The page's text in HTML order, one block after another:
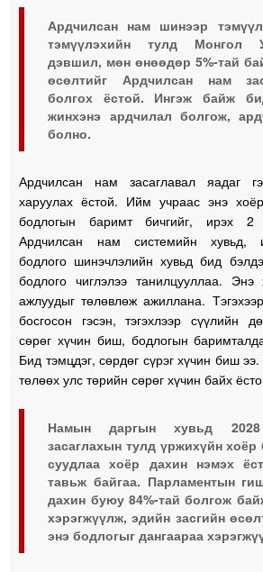
Ардчилсан нам шинээр
тэмүүлэхийн тулд Монгол
дэвшил, мөн өнөөдөр 5%-тай
өсөлтийг Ардчилсан нам
болгох ёстой. Ингэж байж
жинхэнэ ардчилал болгож,
болно.
Ардчилсан нам засаглавал яадаг
харуулах ёстой. Ийм учраас энэ
бодлогын баримт бичгийг, ирэх 2
Ардчилсан нам системийн хувьд,
бодлого шинэчлэлийн хувьд бид
бодлого чиглэлээ танилцууллаа.
ажлуудыг төлөвлөж ажиллана.
босгосон гэсэн, тэгэхлээр сүүлийн
сөрөг хүчин биш, бодлогын
Бид тэмцдэг, сөрдөг сүрэг хүчин биш
төлөөх улс төрийн сөрөг хүчин байх
Намын даргын хувьд
засаглахын тулд үржихүйн
суудлаа хоёр дахин нэмэх
тавьж байгаа. Парламентын
дахин буюу 84%-тай болгож
хэрэгжүүлж, эдийн засгийн
энэ бодлогыг дангаараа